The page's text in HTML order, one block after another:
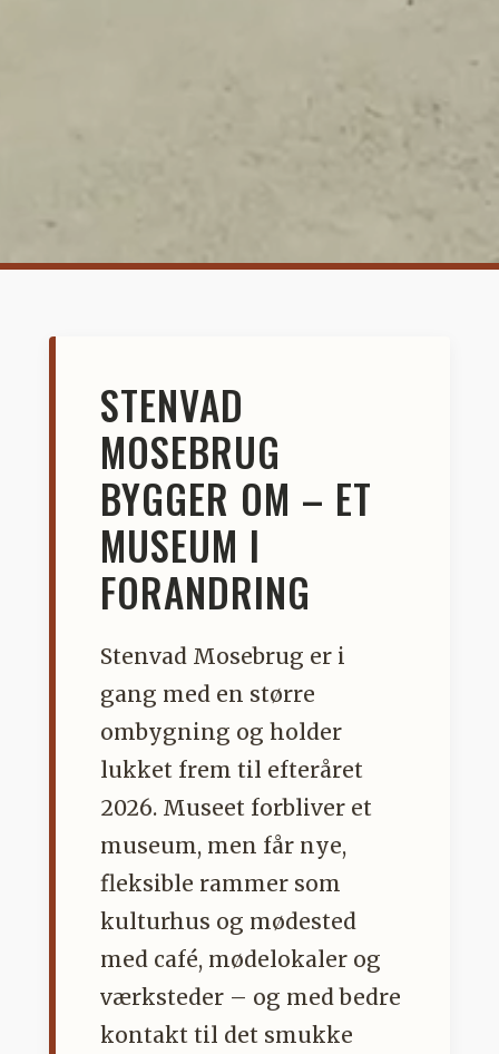
STENVAD
MOSEBRUG
BYGGER OM – ET
MUSEUM I
FORANDRING
Stenvad Mosebrug er i
gang med en større
ombygning og holder
lukket frem til efteråret
2026. Museet forbliver et
museum, men får nye,
fleksible rammer som
kulturhus og mødested
med café, mødelokaler og
værksteder – og med bedre
kontakt til det smukke